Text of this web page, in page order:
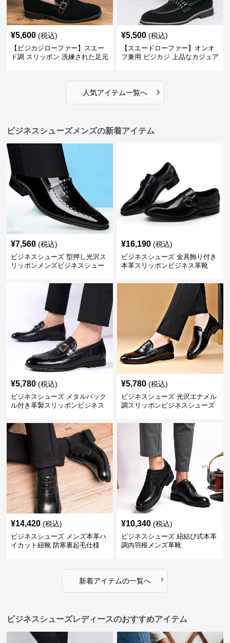
¥5,600 (税込)
【ビジカジローファー】スエー
ド調 スリッポン 洗練された足元
¥5,500 (税込)
【スエードローファー】オンオ
フ兼用 ビジカジ 上品なカジュア
人気アイテム一覧へ ›
ビジネスシューズメンズの新着アイテム
¥7,560 (税込)
ビジネスシューズ 型押し光沢ス
リッポンメンズビジネスシュー
¥16,190 (税込)
ビジネスシューズ 金具飾り付き
本革スリッポンビジネス革靴
¥5,780 (税込)
ビジネスシューズ メタルバック
ル付き革製スリッポンビジネス
¥5,780 (税込)
ビジネスシューズ 光沢エナメル
調スリッポンビジネスシューズ
¥14,420 (税込)
ビジネスシューズ メンズ本革ハ
イカット紐靴 防寒裏起毛仕様
¥10,340 (税込)
ビジネスシューズ 紐結び式本革
調内羽根メンズ革靴
新着アイテムの一覧へ ›
ビジネスシューズレディースのおすすめアイテム